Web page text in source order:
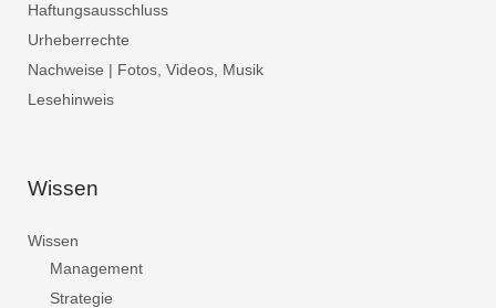
Haftungsausschluss
Urheberrechte
Nachweise | Fotos, Videos, Musik
Lesehinweis
Wissen
Wissen
Management
Strategie